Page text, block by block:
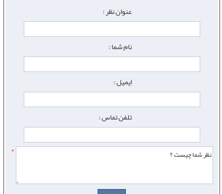
عنوان نظر :
نام شما :
ایمیل :
تلفن تماس :
*